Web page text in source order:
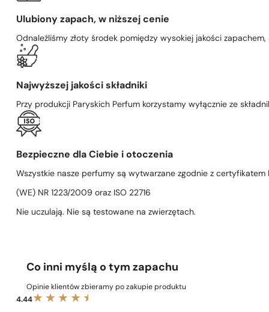
Ulubiony zapach, w niższej cenie
Odnaleźliśmy złoty środek pomiędzy wysokiej jakości
Najwyższej jakości składniki
Przy produkcji Paryskich Perfum korzystamy wyłącznie ze
Bezpieczne dla Ciebie i otoczenia
Wszystkie nasze perfumy są wytwarzane zgodnie z certyfikatem
(WE) NR 1223/2009 oraz ISO 22716
Nie uczulają. Nie są testowane na zwierzętach.
Co inni myślą o tym zapachu
Opinie klientów zbieramy po zakupie produktu
4.44